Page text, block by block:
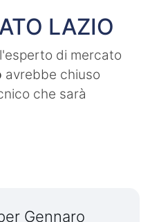
LAZIO
di mercato
avrebbe chiuso
che sarà
Gennaro